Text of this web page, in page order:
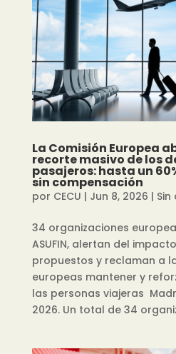
La Comisión Europea
recorte masivo de los
pasajeros: hasta un
sin compensación
por CECU | Jun 8, 2026 |
34 organizaciones
ASUFIN, alertan del
propuestos y reclaman a
europeas mantener y
las personas viajeras
2026. Un total de 34